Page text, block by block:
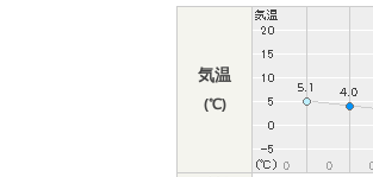
気温
(℃)